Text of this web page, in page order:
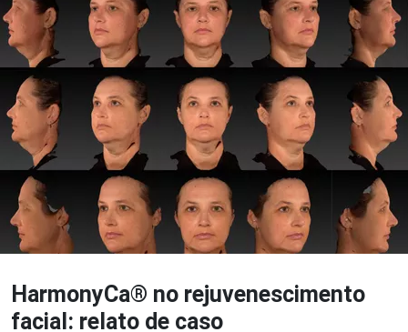
HarmonyCa® no rejuvenescimento
facial: relato de caso